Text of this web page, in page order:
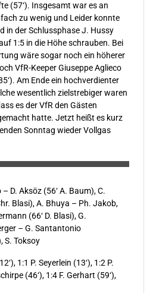
(57‘). Insgesamt war es an
zu wenig und Leider konnte
in der Schlussphase J. Hussy
1:5 in die Höhe schrauben. Bei
wäre sogar noch ein höherer
VfR-Keeper Giuseppe Aglieco
Am Ende ein hochverdienter
wesentlich zielstrebiger waren
es der VfR den Gästen
hatte. Jetzt heißt es kurz
Sonntag wieder Vollgas
– D. Aksöz (56‘ A. Baum), C.
Blasi), A. Bhuya – Ph. Jakob,
(66‘ D. Blasi), G.
– G. Santantonio
S. Toksoy
1:1 P. Seyerlein (13‘), 1:2 P.
(46‘), 1:4 F. Gerhart (59‘),